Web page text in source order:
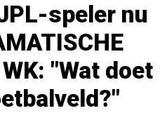
speler nu
"Wat doet